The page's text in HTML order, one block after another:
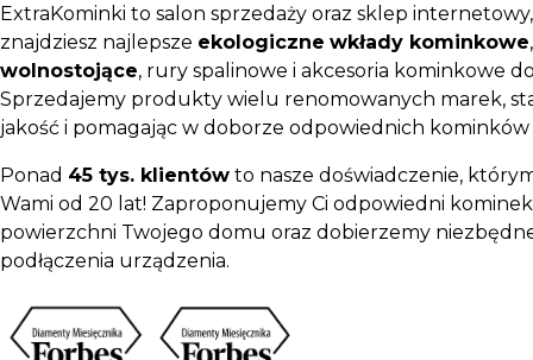
ExtraKominki to salon sprzedaży oraz sklep
znajdziesz najlepsze ekologiczne wkłady kominkowe
wolnostojące, rury spalinowe i akcesoria kominkowe
Sprzedajemy produkty wielu renomowanych marek,
jakość i pomagając w doborze odpowiednich
Ponad 45 tys. klientów to nasze doświadczenie,
Wami od 20 lat! Zaproponujemy Ci odpowiedni
powierzchni Twojego domu oraz dobierzemy
podłączenia urządzenia.